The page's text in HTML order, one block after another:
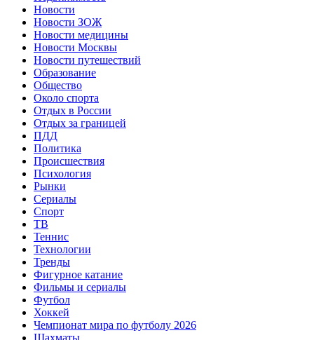
Новости
Новости ЗОЖ
Новости медицины
Новости Москвы
Новости путешествий
Образование
Общество
Около спорта
Отдых в России
Отдых за границей
ПДД
Политика
Происшествия
Психология
Рынки
Сериалы
Спорт
ТВ
Теннис
Технологии
Тренды
Фигурное катание
Фильмы и сериалы
Футбол
Хоккей
Чемпионат мира по футболу 2026